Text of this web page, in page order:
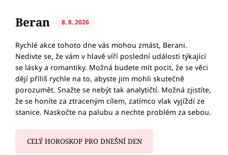
Beran 8. 8. 2026
Rychlé akce tohoto dne vás mohou zmást, Berani.
Nedivte se, že vám v hlavě víří poslední události týkající
se lásky a romantiky. Možná budete mít pocit, že se věci
dějí příliš rychle na to, abyste jim mohli skutečně
porozumět. Snažte se nebýt tak analytičtí. Možná zjistíte,
že se honíte za ztraceným cílem, zatímco vlak vyjíždí ze
stanice. Naskočte na palubu a nechte problém za sebou.
CELÝ HOROSKOP PRO DNEŠNÍ DEN